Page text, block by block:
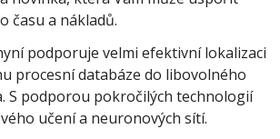
času a nákladů.
podporuje velmi efektivní lokalizaci
procesní databáze do libovolného
S podporou pokročilých technologií
učení a neuronových sítí.